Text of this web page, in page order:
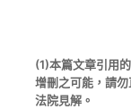
(1)本篇文章引用
增刪之可能，請
法院見解。